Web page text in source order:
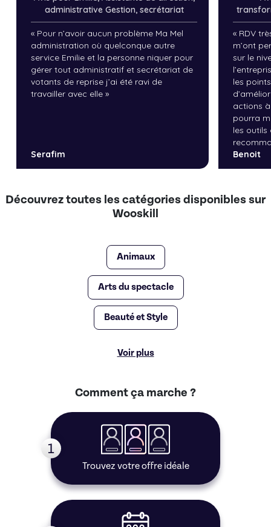
besoins.administrative Gestion, secrétariat
« Pour n’avoir aucun problème Ma Mel
administration où quelconque autre
service Emilie et la personne niquer pour
gérer tout administratif et secrétariat de
votants de reprise j’ai été ravi de
travailler avec elle »
Serafim
« RDV
m’ont
sur le
les
actions
pourra
les outils
Benoit
Découvrez toutes les catégories disponibles sur
Wooskill
Animaux
Arts du spectacle
Beauté et Style
Voir plus
Comment ça marche ?
1
Trouvez votre offre idéale